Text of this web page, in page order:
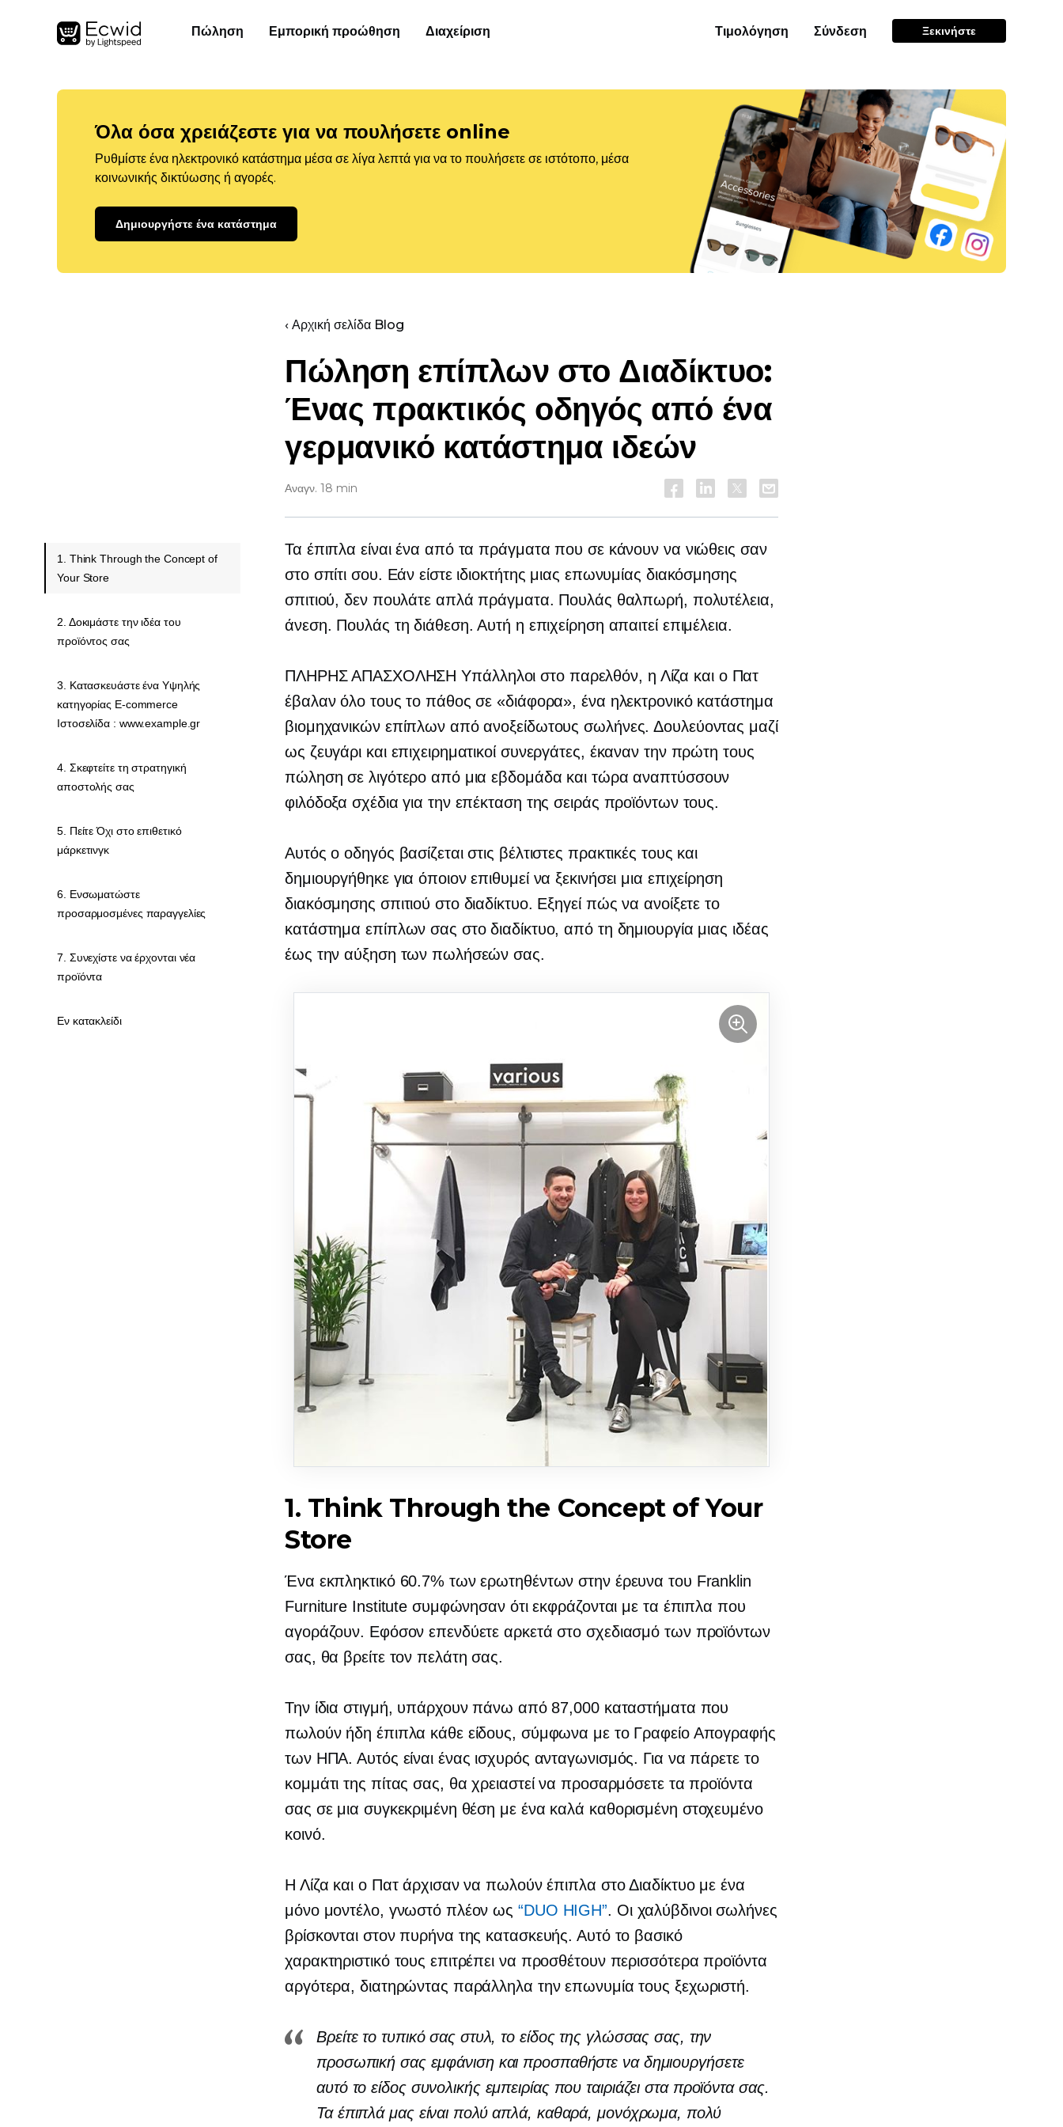
Πώληση Εμπορική προώθηση Διαχείριση Τιμολόγηση Σύνδεση Ξεκινήστε
Όλα όσα χρειάζεστε για να πουλήσετε online
Ρυθμίστε ένα ηλεκτρονικό κατάστημα μέσα σε λίγα λεπτά για να το πουλήσετε σε ιστότοπο, μέσα
κοινωνικής δικτύωσης ή αγορές.
Δημιουργήστε ένα κατάστημα
‹ Αρχική σελίδα Blog
Πώληση επίπλων στο Διαδίκτυο:
Ένας πρακτικός οδηγός από ένα
γερμανικό κατάστημα ιδεών
Αναγν. 18 min
Τα έπιπλα είναι ένα από τα πράγματα που σε κάνουν να νιώθεις σαν
στο σπίτι σου. Εάν είστε ιδιοκτήτης μιας επωνυμίας διακόσμησης
σπιτιού, δεν πουλάτε απλά πράγματα. Πουλάς θαλπωρή, πολυτέλεια,
άνεση. Πουλάς τη διάθεση. Αυτή η επιχείρηση απαιτεί επιμέλεια.
ΠΛΗΡΗΣ ΑΠΑΣΧΟΛΗΣΗ Υπάλληλοι στο παρελθόν, η Λίζα και ο Πατ
έβαλαν όλο τους το πάθος σε «διάφορα», ένα ηλεκτρονικό κατάστημα
βιομηχανικών επίπλων από ανοξείδωτους σωλήνες. Δουλεύοντας μαζί
ως ζευγάρι και επιχειρηματικοί συνεργάτες, έκαναν την πρώτη τους
πώληση σε λιγότερο από μια εβδομάδα και τώρα αναπτύσσουν
φιλόδοξα σχέδια για την επέκταση της σειράς προϊόντων τους.
Αυτός ο οδηγός βασίζεται στις βέλτιστες πρακτικές τους και
δημιουργήθηκε για όποιον επιθυμεί να ξεκινήσει μια επιχείρηση
διακόσμησης σπιτιού στο διαδίκτυο. Εξηγεί πώς να ανοίξετε το
κατάστημα επίπλων σας στο διαδίκτυο, από τη δημιουργία μιας ιδέας
έως την αύξηση των πωλήσεών σας.
1. Think Through the Concept of Your
Store
Ένα εκπληκτικό 60.7% των ερωτηθέντων στην έρευνα του Franklin
Furniture Institute συμφώνησαν ότι εκφράζονται με τα έπιπλα που
αγοράζουν. Εφόσον επενδύετε αρκετά στο σχεδιασμό των προϊόντων
σας, θα βρείτε τον πελάτη σας.
Την ίδια στιγμή, υπάρχουν πάνω από 87,000 καταστήματα που
πωλούν ήδη έπιπλα κάθε είδους, σύμφωνα με το Γραφείο Απογραφής
των ΗΠΑ. Αυτός είναι ένας ισχυρός ανταγωνισμός. Για να πάρετε το
κομμάτι της πίτας σας, θα χρειαστεί να προσαρμόσετε τα προϊόντα
σας σε μια συγκεκριμένη θέση με ένα καλά καθορισμένη στοχευμένο
κοινό.
Η Λίζα και ο Πατ άρχισαν να πωλούν έπιπλα στο Διαδίκτυο με ένα
μόνο μοντέλο, γνωστό πλέον ως “DUO HIGH”. Οι χαλύβδινοι σωλήνες
βρίσκονται στον πυρήνα της κατασκευής. Αυτό το βασικό
χαρακτηριστικό τους επιτρέπει να προσθέτουν περισσότερα προϊόντα
αργότερα, διατηρώντας παράλληλα την επωνυμία τους ξεχωριστή.
Βρείτε το τυπικό σας στυλ, το είδος της γλώσσας σας, την
προσωπική σας εμφάνιση και προσπαθήστε να δημιουργήσετε
αυτό το είδος συνολικής εμπειρίας που ταιριάζει στα προϊόντα σας.
Τα έπιπλά μας είναι πολύ απλά, καθαρά, μονόχρωμα, πολύ
1. Think Through the Concept of
Your Store
2. Δοκιμάστε την ιδέα του
προϊόντος σας
3. Κατασκευάστε ένα Υψηλής
κατηγορίας E-commerce
Ιστοσελίδα : www.example.gr
4. Σκεφτείτε τη στρατηγική
αποστολής σας
5. Πείτε Όχι στο επιθετικό
μάρκετινγκ
6. Ενσωματώστε
προσαρμοσμένες παραγγελίες
7. Συνεχίστε να έρχονται νέα
προϊόντα
Εν κατακλείδι